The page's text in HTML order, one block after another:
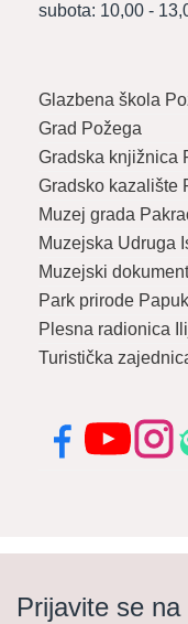
subota: 10,00 -
Glazbena škola
Grad Požega
Gradska knjižnica
Gradsko kazalište
Muzej grada
Muzejska Udruga
Muzejski
Park prirode Papuk
Plesna radionica
Turistička
FacebookYouTube
Prijavite se